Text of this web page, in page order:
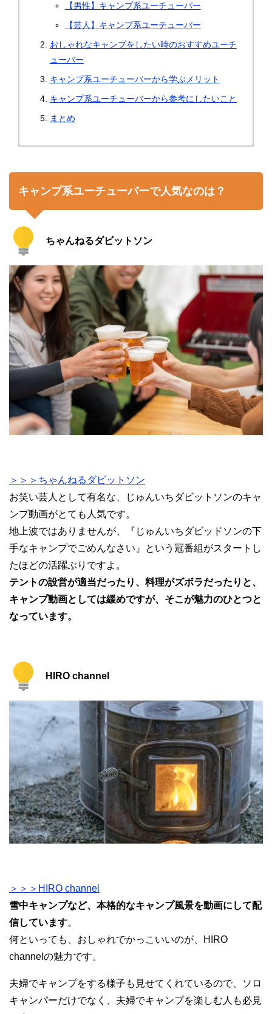
【男性】キャンプ系ユーチューバー
【芸人】キャンプ系ユーチューバー
おしゃれなキャンプをしたい時のおすすめユーチ
ューバー
キャンプ系ユーチューバーから学ぶメリット
キャンプ系ユーチューバーから参考にしたいこと
まとめ
キャンプ系ユーチューバーで人気なのは？
ちゃんねるダビットソン
＞＞＞ちゃんねるダビットソン
お笑い芸人として有名な、じゅんいちダビットソンのキャ
ンプ動画がとても人気です。
地上波ではありませんが、『じゅんいちダビッドソンの下
手なキャンプでごめんなさい』という冠番組がスタートし
たほどの活躍ぶりですよ。
テントの設営が適当だったり、料理がズボラだったりと、
キャンプ動画としては緩めですが、そこが魅力のひとつと
なっています。
HIRO channel
＞＞＞HIRO channel
雪中キャンプなど、本格的なキャンプ風景を動画にして配
信しています。
何といっても、おしゃれでかっこいいのが、HIRO
channelの魅力です。
夫婦でキャンプをする様子も見せてくれているので、ソロ
キャンパーだけでなく、夫婦でキャンプを楽しむ人も必見